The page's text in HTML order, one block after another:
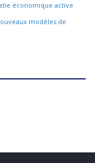
économique active
modèles de